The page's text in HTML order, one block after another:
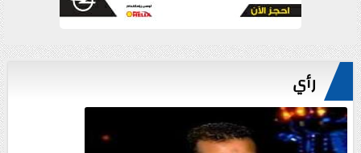
رأي